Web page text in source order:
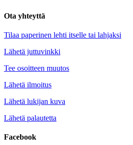
Ota yhteyttä
Tilaa paperinen lehti itselle tai lahjaksi
Lähetä juttuvinkki
Tee osoitteen muutos
Lähetä ilmoitus
Lähetä lukijan kuva
Lähetä palautetta
Facebook